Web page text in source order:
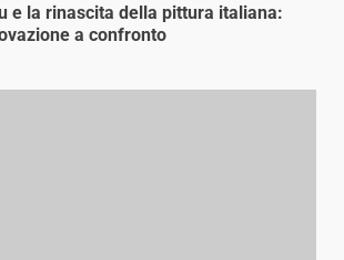
e la rinascita della pittura italiana:
a confronto